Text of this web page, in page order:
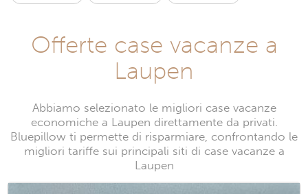
Offerte case vacanze a
Laupen
Abbiamo selezionato le migliori case vacanze
economiche a Laupen direttamente da privati.
Bluepillow ti permette di risparmiare, confrontando le
migliori tariffe sui principali siti di case vacanze a
Laupen